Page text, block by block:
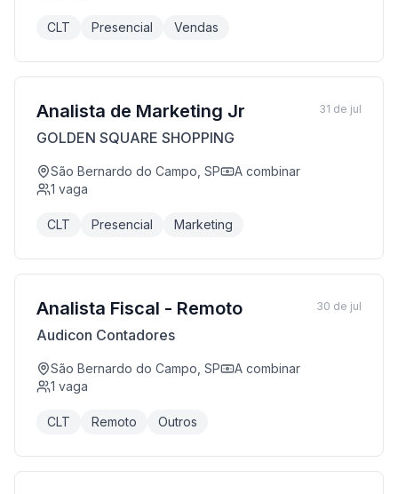
CLT Presencial Vendas
Analista de Marketing Jr
GOLDEN SQUARE SHOPPING
São Bernardo do Campo, SP
A combinar
1 vaga
CLT Presencial Marketing
31 de jul
Analista Fiscal - Remoto
Audicon Contadores
São Bernardo do Campo, SP
A combinar
1 vaga
CLT Remoto Outros
30 de jul